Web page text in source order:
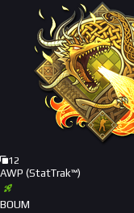
12
AWP (StatTrak™)
BOUM